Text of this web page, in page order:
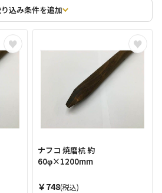
込み条件を追加
ナフコ 焼磨杭 約
60φ×1200mm
￥748(税込)